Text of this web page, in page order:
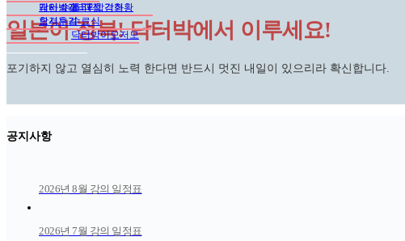
강사소개
오시는길
개인 수업 과정 강좌
JLPT 합격현황
합격후기
닥터박갤러리
수료식
닥터박이모저모
일본어 정복! 닥터박에서 이루세요!
포기하지 않고 열심히 노력 한다면 반드시 멋진 내일이 있으리라 확신합니다.
공지사항
2026년 8월 강의 일정표
2026년 7월 강의 일정표